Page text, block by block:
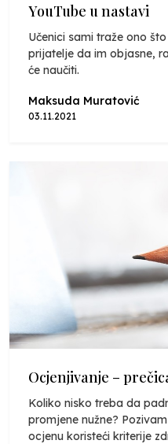
YouTube u nastavi
Učenici sami traže ono
prijatelje da im objasne,
će naučiti.
Maksuda Muratović
03.11.2021
Ocjenjivanje –
Koliko nisko treba da
promjene nužne?
ocjenu koristeći kriterije